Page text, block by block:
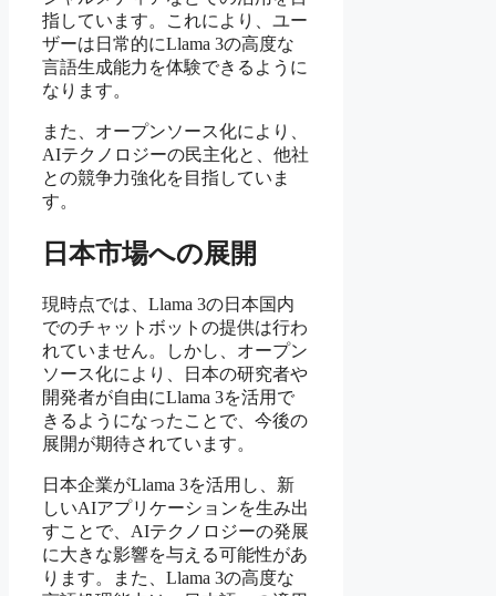
指しています。これにより、ユー
ザーは日常的にLlama 3の高度な
言語生成能力を体験できるように
なります。
また、オープンソース化により、
AIテクノロジーの民主化と、他社
との競争力強化を目指していま
す。
日本市場への展開
現時点では、Llama 3の日本国内
でのチャットボットの提供は行わ
れていません。しかし、オープン
ソース化により、日本の研究者や
開発者が自由にLlama 3を活用で
きるようになったことで、今後の
展開が期待されています。
日本企業がLlama 3を活用し、新
しいAIアプリケーションを生み出
すことで、AIテクノロジーの発展
に大きな影響を与える可能性があ
ります。また、Llama 3の高度な